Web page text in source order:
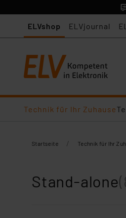
ELVshop ELVjournal
Technik für Ihr Zuhause
Startseite / Technik für Ihr
Stand-alone